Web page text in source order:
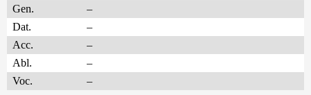
Gen.
–
Dat.
–
Acc.
–
Abl.
–
Voc.
–